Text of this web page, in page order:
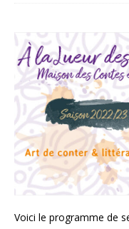
Voici le programme de